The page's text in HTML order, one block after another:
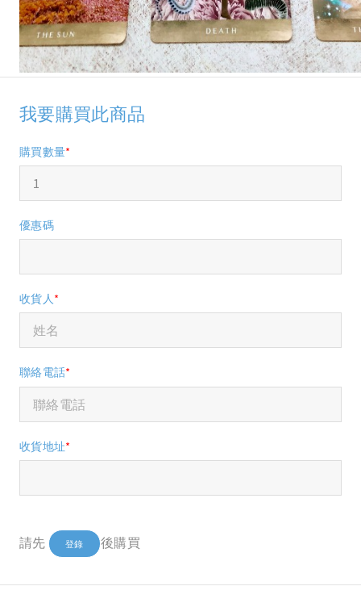
我要購買此商品
購買數量*
優惠碼
收貨人*
聯絡電話*
收貨地址*
請先 登錄 後購買